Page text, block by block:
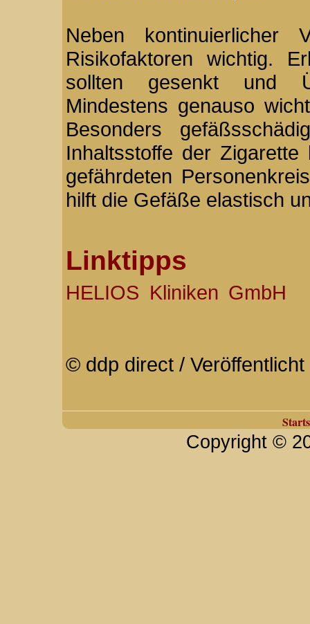
Neben
Risikofaktoren wichtig.
sollten gesenkt und
Mindestens genauso
Besonders
Inhaltsstoffe der
gefährdeten
hilft die Gefäße elastisch
Linktipps
HELIOS Kliniken GmbH
© ddp direct /
Copyright ©